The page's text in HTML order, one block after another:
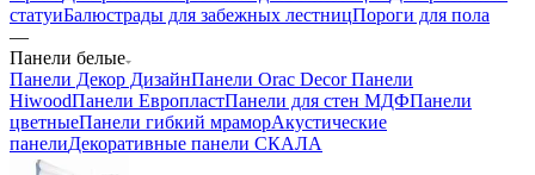
статуиБалюстрады для забежных лестницПороги для пола
—
Панели белые
Панели Декор ДизайнПанели Orac DecorПанели
HiwoodПанели ЕвропластПанели для стен МДФПанели
цветныеПанели гибкий мраморАкустические
панелиДекоративные панели СКАЛА